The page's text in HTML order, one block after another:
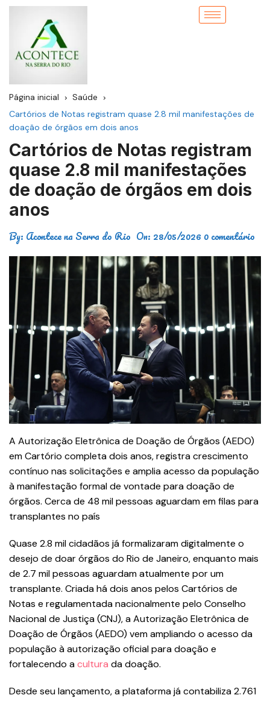
Página inicial
Saúde
Cartórios de Notas registram quase 2.8 mil manifestações de
doação de órgãos em dois anos
Cartórios de Notas registram
quase 2.8 mil manifestações
de doação de órgãos em dois
anos
By: Acontece na Serra do Rio On: 28/05/20260 comentário
A Autorização Eletrônica de Doação de Órgãos (AEDO)
em Cartório completa dois anos, registra crescimento
contínuo nas solicitações e amplia acesso da população
à manifestação formal de vontade para doação de
órgãos. Cerca de 48 mil pessoas aguardam em filas para
transplantes no país
Quase 2.8 mil cidadãos já formalizaram digitalmente o
desejo de doar órgãos do Rio de Janeiro, enquanto mais
de 2.7 mil pessoas aguardam atualmente por um
transplante. Criada há dois anos pelos Cartórios de
Notas e regulamentada nacionalmente pelo Conselho
Nacional de Justiça (CNJ), a Autorização Eletrônica de
Doação de Órgãos (AEDO) vem ampliando o acesso da
população à autorização oficial para doação e
fortalecendo acultura da doação.
Desde seu lançamento, a plataforma já contabiliza 2.761